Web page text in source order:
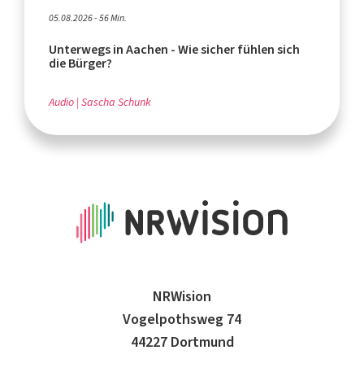
05.08.2026 - 56 Min.
Unterwegs in Aachen - Wie sicher fühlen sich
die Bürger?
Audio Sascha Schunk
NRWision
Vogelpothsweg 74
44227 Dortmund